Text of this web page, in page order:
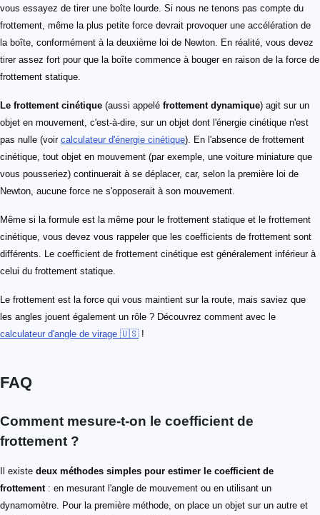
vous essayez de tirer une boîte lourde. Si nous ne tenons pas compte du
frottement, même la plus petite force devrait provoquer une accélération de
la boîte, conformément à la deuxième loi de Newton. En réalité, vous devez
tirer assez fort pour que la boîte commence à bouger en raison de la force de
frottement statique.
Le frottement cinétique (aussi appelé frottement dynamique) agit sur un
objet en mouvement, c'est-à-dire, sur un objet dont l'énergie cinétique n'est
pas nulle (voir calculateur d'énergie cinétique). En l'absence de frottement
cinétique, tout objet en mouvement (par exemple, une voiture miniature que
vous pousseriez) continuerait à se déplacer, car, selon la première loi de
Newton, aucune force ne s'opposerait à son mouvement.
Même si la formule est la même pour le frottement statique et le frottement
cinétique, vous devez vous rappeler que les coefficients de frottement sont
différents. Le coefficient de frottement cinétique est généralement inférieur à
celui du frottement statique.
Le frottement est la force qui vous maintient sur la route, mais saviez que
les angles jouent également un rôle ? Découvrez comment avec le
calculateur d'angle de virage 🇺🇸!
FAQ
Comment mesure-t-on le coefficient de
frottement ?
Il existe deux méthodes simples pour estimer le coefficient de
frottement: en mesurant l'angle de mouvement ou en utilisant un
dynamomètre. Pour la première méthode, on place un objet sur un autre et